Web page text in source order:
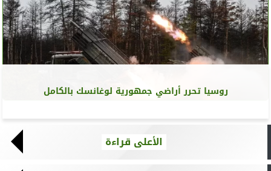
روسيا تحرر أراضي جمهورية لوغانسك بالكامل
الأعلى قراءة